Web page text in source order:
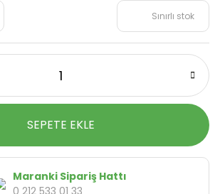
Sınırlı stok
SEPETE EKLE
Maranki Sipariş Hattı
0 212 533 01 33